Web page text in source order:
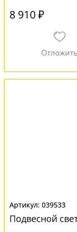
8 910 ₽
039533
Подвесной